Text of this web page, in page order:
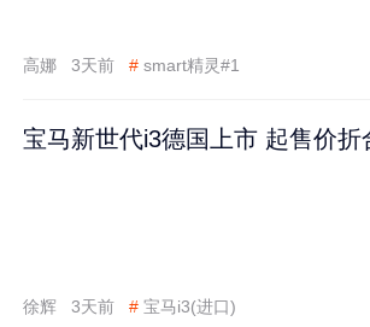
高娜 3天前 # smart精灵#1
宝马新世代i3德国上市 起售价折
徐辉 3天前 # 宝马i3(进口)